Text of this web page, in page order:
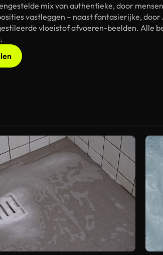
mix van authentieke, door
vastleggen – naast fantasierijke,
vloeistof afvoeren-beelden. Alle